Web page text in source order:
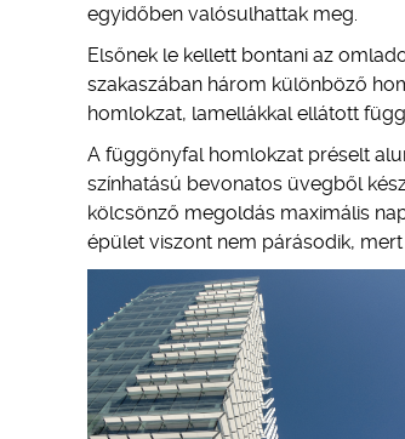
egyidőben valósulhattak meg.
Elsőnek le kellett bontani az
szakaszában három különböző
homlokzat, lamellákkal ellátott
A függönyfal homlokzat préselt
színhatású bevonatos üvegből
kölcsönző megoldás maximális
épület viszont nem párásodik,